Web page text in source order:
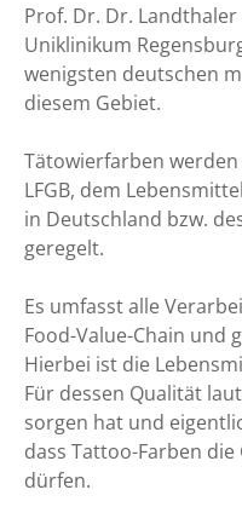
Prof. Dr. Dr.
Uniklinikum
wenigsten deutschen
diesem Gebiet.
Tätowierfarben
LFGB, dem
in Deutschland bzw.
geregelt.
Es umfasst alle
Food-Value-Chain und
Hierbei ist die
Für dessen Qualität
sorgen hat und
dass Tattoo-Farben
dürfen.